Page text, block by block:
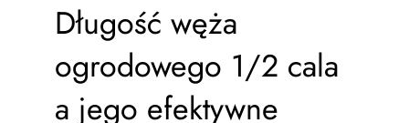
Długość węża
ogrodowego 1/2 cala
a jego efektywne